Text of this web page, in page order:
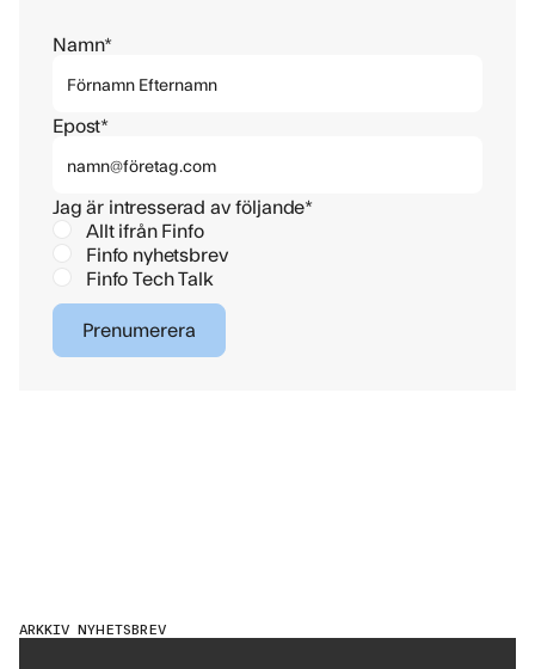
Namn*
Epost*
Jag är intresserad av följande*
Allt ifrån Finfo
Finfo nyhetsbrev
Finfo Tech Talk
ARKKIV NYHETSBREV